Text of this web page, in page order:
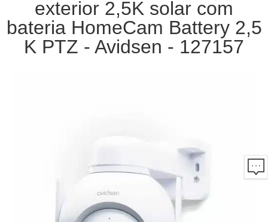
exterior 2,5K solar com
bateria HomeCam Battery 2,5
K PTZ - Avidsen - 127157